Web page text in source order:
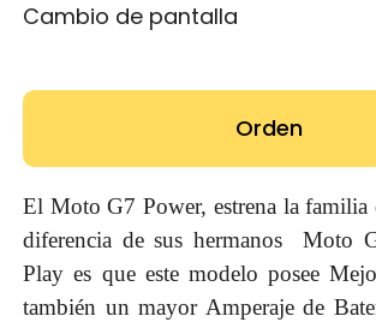
Cambio de pantalla
Orden
El Moto G7 Power, estrena la familia
diferencia de sus hermanos Moto
Play es que este modelo posee
también un mayor Amperaje de